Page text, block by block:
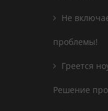
Не
проблемы!
Греется
Решение